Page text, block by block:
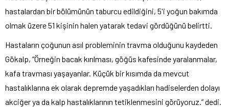
hastalardan bir bölümünün taburcu edildiğini, 5'i yoğun bakımda
olmak üzere 51 kişinin halen yatarak tedavi gördüğünü belirtti.
Hastaların çoğunun asıl probleminin travma olduğunu kaydeden
Gökalp, “Örneğin bacak kırılması, göğüs kafesinde yaralanmalar,
kafa travması yaşayanlar. Küçük bir kısımda da mevcut
hastalıklarına ek olarak depremde yaşadıkları hadiselerden dolayı
akciğer ya da kalp hastalıklarının tetiklenmesini görüyoruz.” dedi.